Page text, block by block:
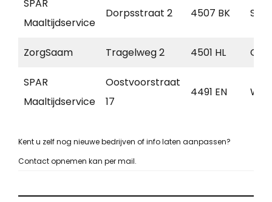
SPAR
Maaltijdservice
Dorpsstraat 2 4507 BK
ZorgSaam Tragelweg 2 4501 HL
SPAR
Maaltijdservice
Oostvoorstraat
17
4491 EN
Kent u zelf nog nieuwe bedrijven of info laten aanpassen?
Contact opnemen kan per mail.